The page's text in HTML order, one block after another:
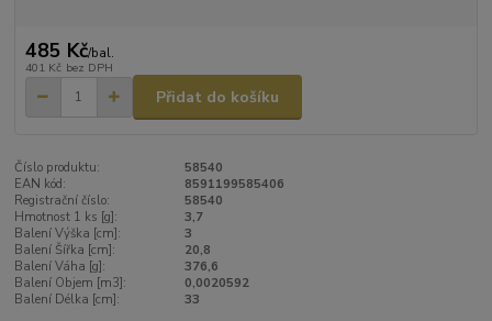
485 Kč/bal.
401 Kč bez DPH
Přidat do košíku
Číslo produktu:
58540
EAN kód:
8591199585406
Registrační číslo:
58540
Hmotnost 1 ks [g]:
3,7
Balení Výška [cm]:
3
Balení Šířka [cm]:
20,8
Balení Váha [g]:
376,6
Balení Objem [m3]:
0,0020592
Balení Délka [cm]:
33